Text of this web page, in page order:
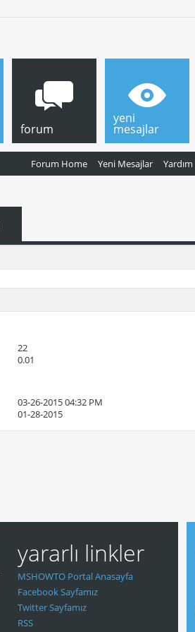
forum
Forum Home Yeni Mesajlar Yardım
yeni
mesajlar
22
0.01
03-26-201504:32 PM
01-28-2015
yararlı linkler
MSHOWTO Portal Anasayfa
Facebook Sayfamız
Twitter Sayfamız
RSS